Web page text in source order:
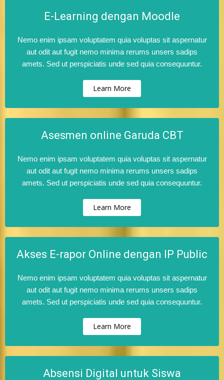
E-Learning dengan Moodle
Nemo enim ipsam voluptatem quia voluptas sit aspernatur
aut odit aut fugit nemo minima rerums unsers sadips
amets. Sed ut perspiciatis unde sed quia consequuntur.
Learn More
Asesmen online Garuda CBT
Nemo enim ipsam voluptatem quia voluptas sit aspernatur
aut odit aut fugit nemo minima rerums unsers sadips
amets. Sed ut perspiciatis unde sed quia consequuntur.
Learn More
Akses E-rapor Online dengan IP Public
Nemo enim ipsam voluptatem quia voluptas sit aspernatur
aut odit aut fugit nemo minima rerums unsers sadips
amets. Sed ut perspiciatis unde sed quia consequuntur.
Learn More
Absensi Digital untuk Siswa